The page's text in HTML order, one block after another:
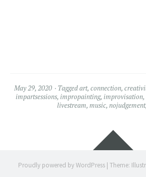
May 29, 2020 Taggedart, connection,
impartsessions, impropainting, improvisation,
livestream, music, nojudgement,
Widgets
Proudly powered by WordPress | Theme: